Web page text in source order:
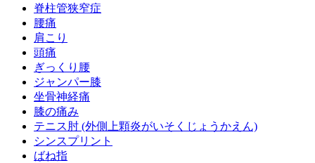
脊柱管狭窄症
腰痛
肩こり
頭痛
ぎっくり腰
ジャンパー膝
坐骨神経痛
膝の痛み
テニス肘 (外側上顆炎がいそくじょうかえん)
シンスプリント
ばね指